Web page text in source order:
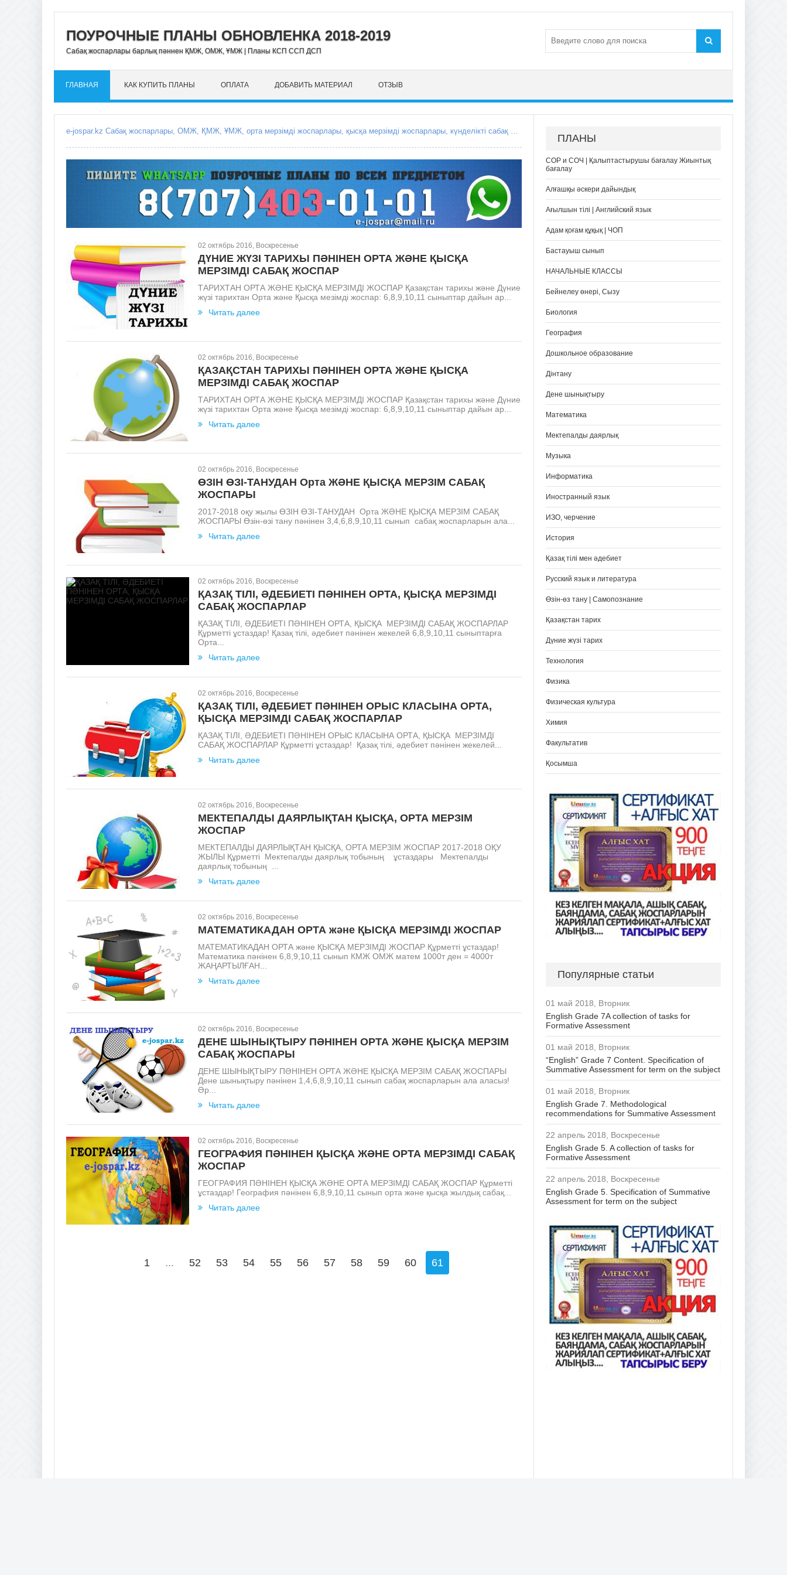
ПОУРОЧНЫЕ ПЛАНЫ ОБНОВЛЕНКА 2018-2019
Сабақ жоспарлары барлық пәннен ҚМЖ, ОМЖ, ҰМЖ | Планы КСП ССП ДСП
ГЛАВНАЯ КАК КУПИТЬ ПЛАНЫ ОПЛАТА ДОБАВИТЬ МАТЕРИАЛ ОТЗЫВ
e-jospar.kz Сабақ жоспарлары, ОМЖ, ҚМЖ, ҰМЖ, орта мерзімді жоспарлары, қысқа мерзімді жоспарлары, күнделікті сабақ жоспарлары, Поурочные планы, КСП, ССП, среднесрочное планирование, краткосрочные планирование, краткосрочный план, среднесрочный план, поурочные планы уроков, ежоспар.кз, ejospar.kz
02 октябрь 2016, Воскресенье
ДҮНИЕ ЖҮЗІ ТАРИХЫ ПӘНІНЕН ОРТА ЖӘНЕ ҚЫСҚА
МЕРЗІМДІ САБАҚ ЖОСПАР
ТАРИХТАН ОРТА ЖӘНЕ ҚЫСҚА МЕРЗІМДІ ЖОСПАР Қазақстан тарихы және Дүние
жүзі тарихтан Орта және Қысқа мезімді жоспар: 6,8,9,10,11 cыныптар дайын ар...
Читать далее
02 октябрь 2016, Воскресенье
ҚАЗАҚСТАН ТАРИХЫ ПӘНІНЕН ОРТА ЖӘНЕ ҚЫСҚА
МЕРЗІМДІ САБАҚ ЖОСПАР
ТАРИХТАН ОРТА ЖӘНЕ ҚЫСҚА МЕРЗІМДІ ЖОСПАР Қазақстан тарихы және Дүние
жүзі тарихтан Орта және Қысқа мезімді жоспар: 6,8,9,10,11 cыныптар дайын ар...
Читать далее
02 октябрь 2016, Воскресенье
ӨЗІН ӨЗІ-ТАНУДАН Орта ЖӘНЕ ҚЫСҚА МЕРЗІМ САБАҚ
ЖОСПАРЫ
2017-2018 оқу жылы ӨЗІН ӨЗІ-ТАНУДАН Орта ЖӘНЕ ҚЫСҚА МЕРЗІМ САБАҚ
ЖОСПАРЫ Өзін-өзі тану пәнінен 3,4,6,8,9,10,11 сынып сабақ жоспарларын ала...
Читать далее
02 октябрь 2016, Воскресенье
ҚАЗАҚ ТІЛІ, ӘДЕБИЕТІ ПӘНІНЕН ОРТА, ҚЫСҚА МЕРЗІМДІ
САБАҚ ЖОСПАРЛАР
ҚАЗАҚ ТІЛІ, ӘДЕБИЕТІ ПӘНІНЕН ОРТА, ҚЫСҚА МЕРЗІМДІ САБАҚ ЖОСПАРЛАР
Құрметті ұстаздар! Қазақ тілі, әдебиет пәнінен жекелей 6,8,9,10,11 сыныптарға
Орта...
Читать далее
02 октябрь 2016, Воскресенье
ҚАЗАҚ ТІЛІ, ӘДЕБИЕТ ПӘНІНЕН ОРЫС КЛАСЫНА ОРТА,
ҚЫСҚА МЕРЗІМДІ САБАҚ ЖОСПАРЛАР
ҚАЗАҚ ТІЛІ, ӘДЕБИЕТІ ПӘНІНЕН ОРЫС КЛАСЫНА ОРТА, ҚЫСҚА МЕРЗІМДІ
САБАҚ ЖОСПАРЛАР Құрметті ұстаздар! Қазақ тілі, әдебиет пәнінен жекелей...
Читать далее
02 октябрь 2016, Воскресенье
МЕКТЕПАЛДЫ ДАЯРЛЫҚТАН ҚЫСҚА, ОРТА МЕРЗІМ
ЖОСПАР
МЕКТЕПАЛДЫ ДАЯРЛЫҚТАН ҚЫСҚА, ОРТА МЕРЗІМ ЖОСПАР 2017-2018 ОҚУ
ЖЫЛЫ Құрметті Мектепалды даярлық тобының ұстаздары Мектепалды
даярлық тобының ...
Читать далее
02 октябрь 2016, Воскресенье
МАТЕМАТИКАДАН ОРТА және ҚЫСҚА МЕРЗІМДІ ЖОСПАР
МАТЕМАТИКАДАН ОРТА және ҚЫСҚА МЕРЗІМДІ ЖОСПАР Құрметті ұстаздар!
Математика пәнінен 6,8,9,10,11 сынып КМЖ ОМЖ матем 1000т ден = 4000т
ЖАҢАРТЫЛҒАН...
Читать далее
02 октябрь 2016, Воскресенье
ДЕНЕ ШЫНЫҚТЫРУ ПӘНІНЕН ОРТА ЖӘНЕ ҚЫСҚА МЕРЗІМ
САБАҚ ЖОСПАРЫ
ДЕНЕ ШЫНЫҚТЫРУ ПӘНІНЕН ОРТА ЖӘНЕ ҚЫСҚА МЕРЗІМ САБАҚ ЖОСПАРЫ
Дене шынықтыру пәнінен 1,4,6,8,9,10,11 сынып сабақ жоспарларын ала аласыз!
Әр...
Читать далее
02 октябрь 2016, Воскресенье
ГЕОГРАФИЯ ПӘНІНЕН ҚЫСҚА ЖӘНЕ ОРТА МЕРЗІМДІ САБАҚ
ЖОСПАР
ГЕОГРАФИЯ ПӘНІНЕН ҚЫСҚА ЖӘНЕ ОРТА МЕРЗІМДІ САБАҚ ЖОСПАР Құрметті
ұстаздар! География пәнінен 6,8,9,10,11 сынып орта және қысқа жылдық сабақ...
Читать далее
1 ... 52 53 54 55 56 57 58 59 60 61
ПЛАНЫ
СОР и СОЧ | Қалыптастырушы бағалау Жиынтық
бағалау
Алғашқы әскери дайындық
Ағылшын тілі | Английский язык
Адам қоғам құқық | ЧОП
Бастауыш сынып
НАЧАЛЬНЫЕ КЛАССЫ
Бейнелеу өнері, Сызу
Биология
География
Дошкольное образование
Дінтану
Дене шынықтыру
Математика
Мектепалды даярлық
Музыка
Информатика
Иностранный язык
ИЗО, черчение
История
Қазақ тілі мен әдебиет
Русский язык и литература
Өзін-өз тану | Самопознание
Қазақстан тарих
Дүние жүзі тарих
Технология
Физика
Физическая культура
Химия
Факультатив
Қосымша
Популярные статьи
01 май 2018, Вторник
English Grade 7A collection of tasks for
Formative Assessment
01 май 2018, Вторник
“English” Grade 7 Content. Specification of
Summative Assessment for term on the subject
01 май 2018, Вторник
English Grade 7. Methodological
recommendations for Summative Assessment
22 апрель 2018, Воскресенье
English Grade 5. A collection of tasks for
Formative Assessment
22 апрель 2018, Воскресенье
English Grade 5. Specification of Summative
Assessment for term on the subject